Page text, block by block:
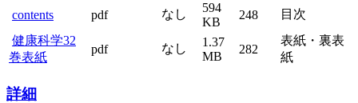
contents pdf なし
594
KB
248
目次
健康科学
32巻表紙
pdf なし
1.37
MB
282
表紙・裏表
紙
詳細